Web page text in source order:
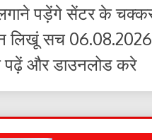
पड़ेंगे सेंटर के
लिखूं सच
पढ़ें और डाउनलोड करे